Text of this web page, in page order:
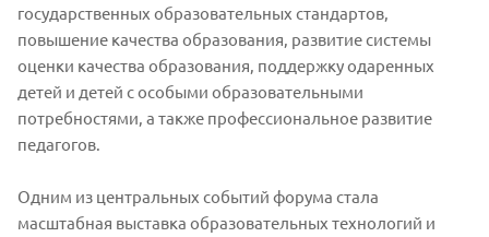
государственных образовательных стандартов,
повышение качества образования, развитие системы
оценки качества образования, поддержку одаренных
детей и детей с особыми образовательными
потребностями, а также профессиональное развитие
педагогов.
Одним из центральных событий форума стала
масштабная выставка образовательных технологий и